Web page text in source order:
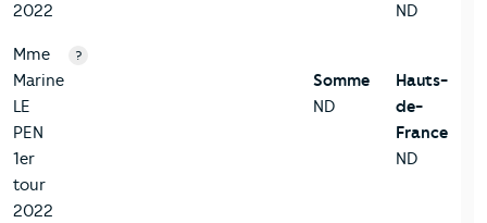
2022
ND
Mme
Marine
LE
PEN
1er
tour
2022
?
Somme
ND
Hauts-
de-
France
ND